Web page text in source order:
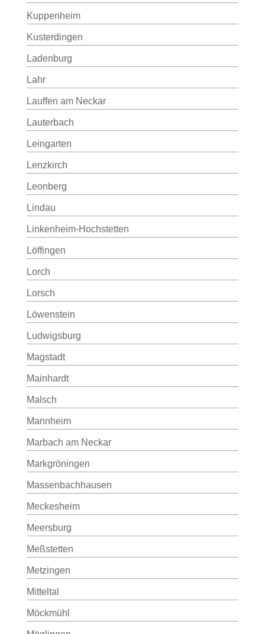
Kuppenheim
Kusterdingen
Ladenburg
Lahr
Lauffen am Neckar
Lauterbach
Leingarten
Lenzkirch
Leonberg
Lindau
Linkenheim-Hochstetten
Löffingen
Lorch
Lorsch
Löwenstein
Ludwigsburg
Magstadt
Mainhardt
Malsch
Mannheim
Marbach am Neckar
Markgröningen
Massenbachhausen
Meckesheim
Meersburg
Meßstetten
Metzingen
Mitteltal
Möckmühl